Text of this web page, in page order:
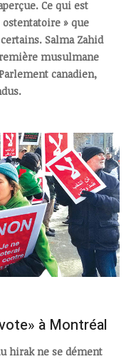
Ce qui est
» que
Salma Zahid
musulmane
canadien,
à Montréal
hirak ne se dément